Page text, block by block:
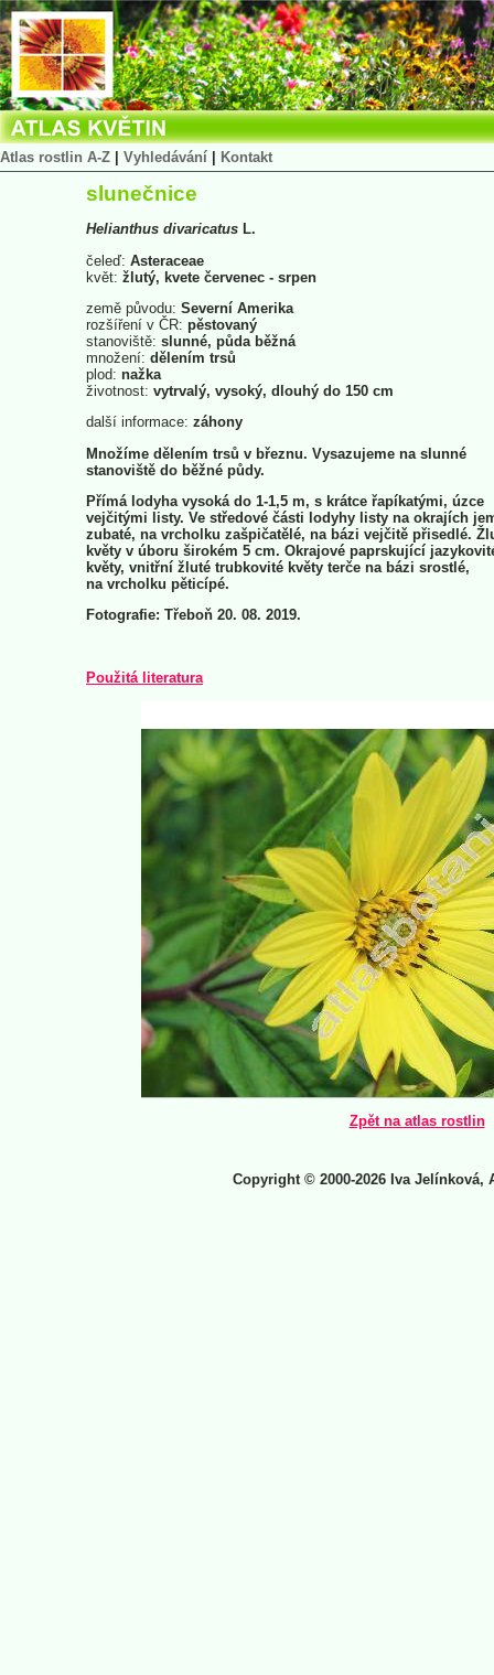
Atlas rostlin A-Z Vyhledávání Kontakt
slunečnice
Helianthus divaricatus L.
čeleď: Asteraceae
květ: žlutý, kvete červenec - srpen
země původu: Severní Amerika
rozšíření v ČR: pěstovaný
stanoviště: slunné, půda běžná
množení: dělením trsů
plod: nažka
životnost: vytrvalý, vysoký, dlouhý do 150 cm
další informace: záhony
Množíme dělením trsů v březnu. Vysazujeme na slunné
stanoviště do běžné půdy.
Přímá lodyha vysoká do 1-1,5 m, s krátce řapíkatými, úzce
vejčitými listy. Ve středové části lodyhy listy na okrajích
zubaté, na vrcholku zašpičatělé, na bázi vejčitě přisedlé.
květy v úboru širokém 5 cm. Okrajové paprskující
květy, vnitřní žluté trubkovité květy terče na bázi srostlé,
na vrcholku pěticípé.
Fotografie: Třeboň 20. 08. 2019.
Použitá literatura
Zpět na atlas rostlin
Copyright © 2000-2026 Iva Jelínková,